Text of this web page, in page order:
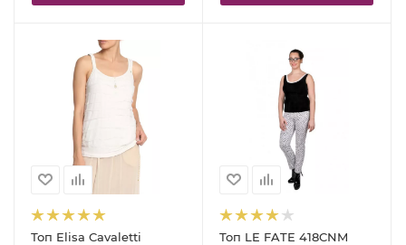
Топ Elisa Cavaletti
Топ LE FATE 418CNM